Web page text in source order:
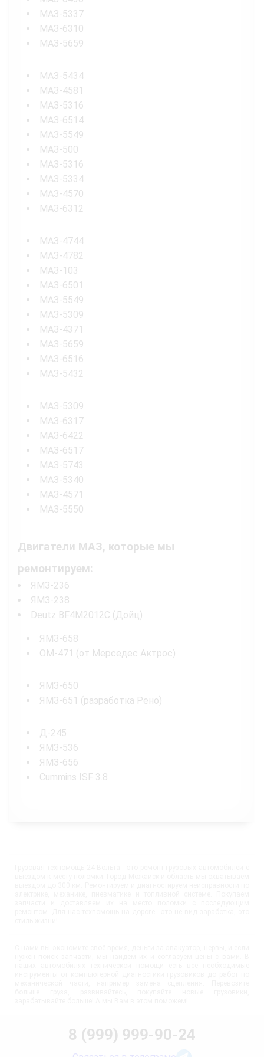
МАЗ-5337
МАЗ-6310
МАЗ-5659
МАЗ-5434
МАЗ-4581
МАЗ-5316
МАЗ-6514
МАЗ-5549
МАЗ-500
МАЗ-5316
МАЗ-5334
МАЗ-4570
МАЗ-6312
МАЗ-4744
МАЗ-4782
МАЗ-103
МАЗ-6501
МАЗ-5549
МАЗ-5309
МАЗ-4371
МАЗ-5659
МАЗ-6516
МАЗ-5432
МАЗ-5309
МАЗ-6317
МАЗ-6422
МАЗ-6517
МАЗ-5743
МАЗ-5340
МАЗ-4571
МАЗ-5550
Двигатели МАЗ, которые мы
ремонтируем:
ЯМЗ-236
ЯМЗ-238
Deutz BF4M2012C (Дойц)
ЯМЗ-658
OM-471 (от Мерседес Актрос)
ЯМЗ-650
ЯМЗ-651 (разработка Рено)
Д-245
ЯМЗ-536
ЯМЗ-656
Cummins ISF 3.8
8 (999) 999-90-24